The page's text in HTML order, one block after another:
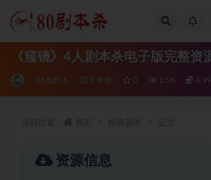
《窥镜》4人剧本杀电子版完整资
经典剧本 5 年前 0 1.5K 4.99
资源信息